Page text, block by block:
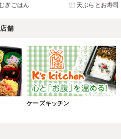
ぎごはん 天ぷらとお寿司
舗
ケーズキッチン